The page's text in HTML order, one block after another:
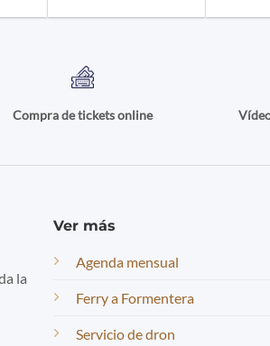
Compra de tickets online
la
Ver más
Agenda mensual
Ferry a Formentera
Servicio de dron